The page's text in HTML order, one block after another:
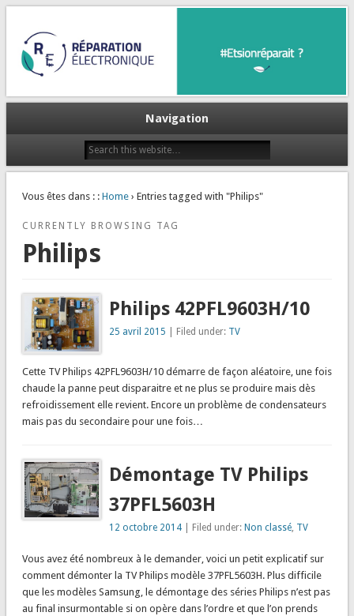
Réparation Electronique
Et si on réparait ?
Navigation
Vous êtes dans : : Home› Entries tagged with "Philips"
CURRENTLY BROWSING TAG
Philips
Philips 42PFL9603H/10
25 avril 2015 | Filed under: TV
Cette TV Philips 42PFL9603H/10 démarre de façon aléatoire, une fois
chaude la panne peut disparaitre et ne plus se produire mais dès
refroidissement elle revient. Encore un problème de condensateurs
mais pas du secondaire pour une fois…
Démontage TV Philips
37PFL5603H
12 octobre 2014 | Filed under: Non classé, TV
Vous avez été nombreux à le demander, voici un petit explicatif sur
comment démonter la TV Philips modèle 37PFL5603H. Plus difficile
que les modèles Samsung, le démontage des séries Philips n’est pas
au final insurmontable si on opère dans l’ordre et que l’on prends